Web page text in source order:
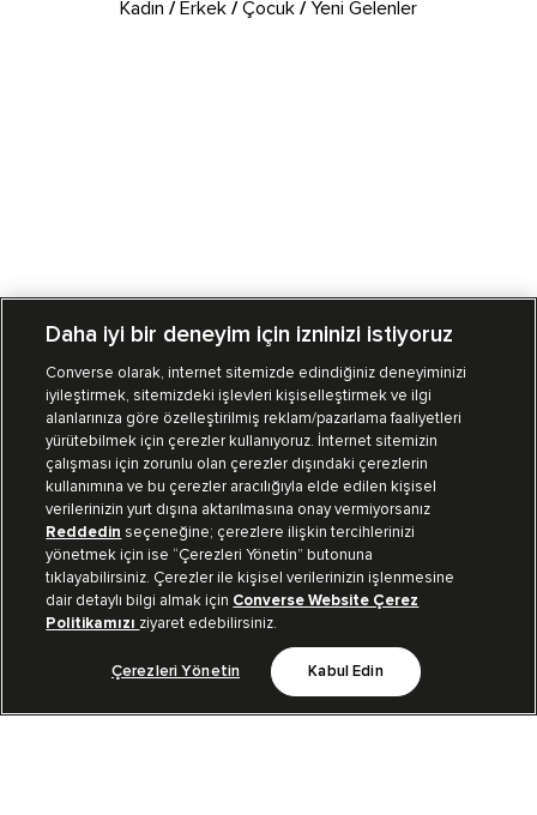
Kadın /Erkek /Çocuk /Yeni Gelenler
Mağazalarımız Sipariş Takibi
Müşteri İlişkileri
Koleksiyon
Kurumsal
Bizi Takip Et
Daha iyi bir deneyim için izninizi istiyoruz
Converse olarak, internet sitemizde edindiğiniz deneyiminizi
iyileştirmek, sitemizdeki işlevleri kişiselleştirmek ve ilgi
alanlarınıza göre özelleştirilmiş reklam/pazarlama faaliyetleri
yürütebilmek için çerezler kullanıyoruz. İnternet sitemizin
çalışması için zorunlu olan çerezler dışındaki çerezlerin
kullanımına ve bu çerezler aracılığıyla elde edilen kişisel
verilerinizin yurt dışına aktarılmasına onay vermiyorsanız
Reddedin seçeneğine; çerezlere ilişkin tercihlerinizi
yönetmek için ise “Çerezleri Yönetin” butonuna
tıklayabilirsiniz. Çerezler ile kişisel verilerinizin işlenmesine
dair detaylı bilgi almak için Converse Website Çerez
Politikamızı ziyaret edebilirsiniz.
Çerezleri Yönetin Kabul Edin